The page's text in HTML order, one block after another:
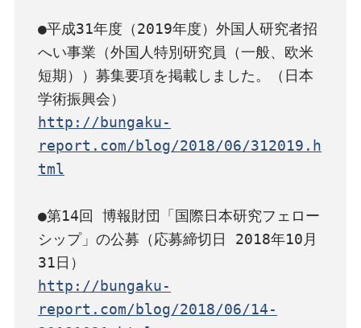
●平成31年度（2019年度）外国人研究者招
へい事業（外国人特別研究員（一般、欧米
短期））募集要項を掲載しました。（日本
http://bungaku-
report.com/blog/2018/06/312019.h
tml
●第14回 博報財団「国際日本研究フェロー
シップ」の公募（応募締切日 2018年10月
http://bungaku-
report.com/blog/2018/06/14-